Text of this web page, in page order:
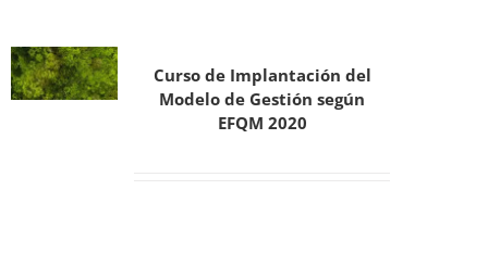
Curso de Implantación del
Modelo de Gestión según
EFQM 2020